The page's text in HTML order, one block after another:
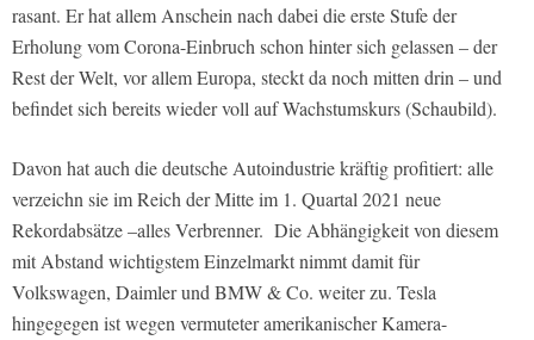
rasant. Er hat allem Anschein nach dabei die erste Stufe der
Erholung vom Corona-Einbruch schon hinter sich gelassen – der
Rest der Welt, vor allem Europa, steckt da noch mitten drin – und
befindet sich bereits wieder voll auf Wachstumskurs (Schaubild).
Davon hat auch die deutsche Autoindustrie kräftig profitiert: alle
verzeichn sie im Reich der Mitte im 1. Quartal 2021 neue
Rekordabsätze –alles Verbrenner. Die Abhängigkeit von diesem
mit Abstand wichtigstem Einzelmarkt nimmt damit für
Volkswagen, Daimler und BMW & Co. weiter zu. Tesla
hingegegen ist wegen vermuteter amerikanischer Kamera-